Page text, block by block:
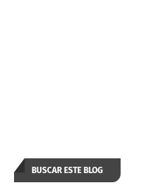
BUSCAR ESTE BLOG